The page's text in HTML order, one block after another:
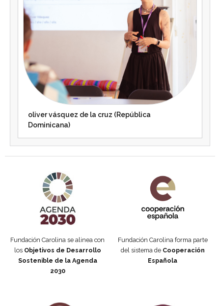
oliver vásquez de la cruz (República
Dominicana)
Fundación Carolina se alinea con
los Objetivos de Desarrollo
Sostenible de la Agenda
2030
Fundación Carolina forma parte
del sistema de Cooperación
Española